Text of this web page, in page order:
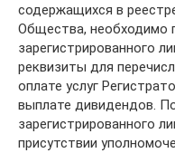
содержащихся в
Общества, необходимо
зарегистрированного
реквизиты для
оплате услуг
выплате дивидендов.
зарегистрированного
присутствии